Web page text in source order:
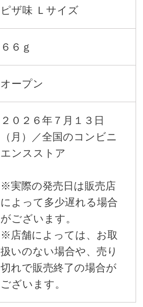
ピザ味 Ｌサイズ
６６ｇ
オープン
２０２６年７月１３日
（月）／全国のコンビニ
エンスストア
※実際の発売日は販売店
によって多少遅れる場合
がございます。
※店舗によっては、お取
扱いのない場合や、売り
切れで販売終了の場合が
ございます。